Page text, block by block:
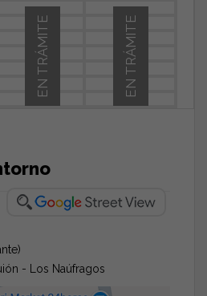
EN TRÁMITE
EN TRÁMITE
- Los Naúfragos